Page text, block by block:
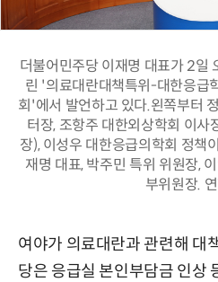
더불어민주당 이재명 대표가 2일
린 '의료대란대책특위-대한응급
회'에서 발언하고 있다.왼쪽부터
터장, 조항주 대한외상학회 이사
장), 이성우 대한응급의학회 정책
재명 대표, 박주민 특위 위원장,
부위원장.
여야가 의료대란과 관련해 대
당은 응급실 본인부담금 인상